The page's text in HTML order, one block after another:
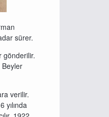
sürer.
gönderilir.
Beyler
verilir.